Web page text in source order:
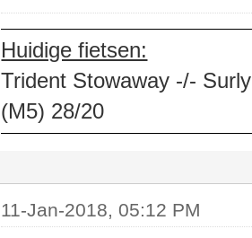
Huidige fietsen:
Trident Stowaway -/-
(M5) 28/20
11-Jan-2018, 05:12 PM